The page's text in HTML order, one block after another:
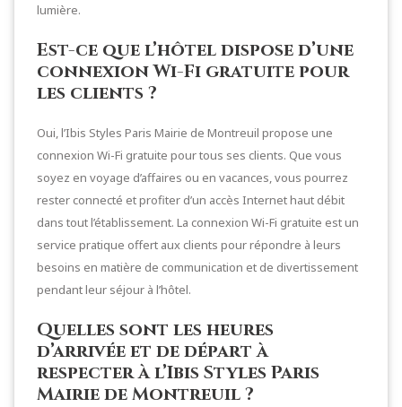
lumière.
Est-ce que l’hôtel dispose d’une
connexion Wi-Fi gratuite pour
les clients ?
Oui, l’Ibis Styles Paris Mairie de Montreuil propose une
connexion Wi-Fi gratuite pour tous ses clients. Que vous
soyez en voyage d’affaires ou en vacances, vous pourrez
rester connecté et profiter d’un accès Internet haut débit
dans tout l’établissement. La connexion Wi-Fi gratuite est un
service pratique offert aux clients pour répondre à leurs
besoins en matière de communication et de divertissement
pendant leur séjour à l’hôtel.
Quelles sont les heures
d’arrivée et de départ à
respecter à l’Ibis Styles Paris
Mairie de Montreuil ?